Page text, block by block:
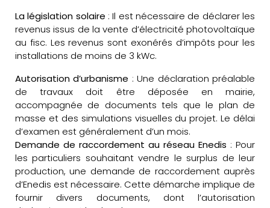
La législation solaire : Il est nécessaire de déclarer les
revenus issus de la vente d’électricité photovoltaïque
au fisc. Les revenus sont exonérés d’impôts pour les
installations de moins de 3 kWc.
Autorisation d’urbanisme : Une déclaration préalable
de travaux doit être déposée en mairie,
accompagnée de documents tels que le plan de
masse et des simulations visuelles du projet. Le délai
d’examen est généralement d’un mois.
Demande de raccordement au réseau Enedis : Pour
les particuliers souhaitant vendre le surplus de leur
production, une demande de raccordement auprès
d’Enedis est nécessaire. Cette démarche implique de
fournir divers documents, dont l’autorisation